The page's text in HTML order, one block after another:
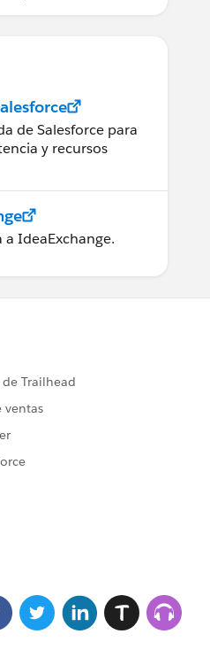
de Salesforce para
y recursos
a IdeaExchange.